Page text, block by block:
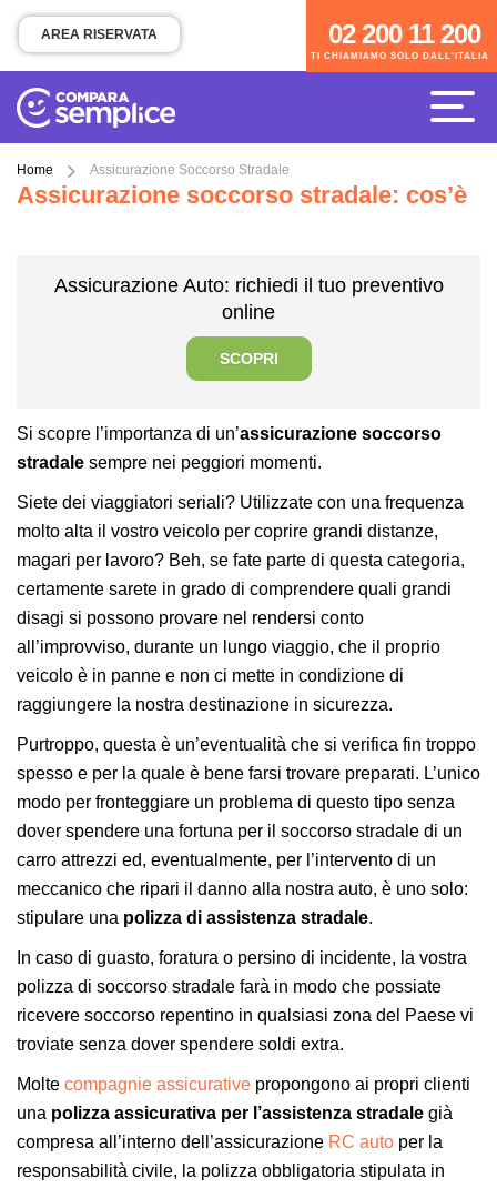
TI CHIAMIAMO SOLO DALL'ITALIA
02 200 11 200
AREA RISERVATA
Home Assicurazione Soccorso Stradale
Assicurazione soccorso stradale: cos’è
Assicurazione Auto: richiedi il tuo preventivo
online
SCOPRI
Si scopre l’importanza di un’assicurazione soccorso
stradale sempre nei peggiori momenti.
Siete dei viaggiatori seriali? Utilizzate con una frequenza
molto alta il vostro veicolo per coprire grandi distanze,
magari per lavoro? Beh, se fate parte di questa categoria,
certamente sarete in grado di comprendere quali grandi
disagi si possono provare nel rendersi conto
all’improvviso, durante un lungo viaggio, che il proprio
veicolo è in panne e non ci mette in condizione di
raggiungere la nostra destinazione in sicurezza.
Purtroppo, questa è un’eventualità che si verifica fin troppo
spesso e per la quale è bene farsi trovare preparati. L’unico
modo per fronteggiare un problema di questo tipo senza
dover spendere una fortuna per il soccorso stradale di un
carro attrezzi ed, eventualmente, per l’intervento di un
meccanico che ripari il danno alla nostra auto, è uno solo:
stipulare una polizza di assistenza stradale.
In caso di guasto, foratura o persino di incidente, la vostra
polizza di soccorso stradale farà in modo che possiate
ricevere soccorso repentino in qualsiasi zona del Paese vi
troviate senza dover spendere soldi extra.
Molte compagnie assicurative propongono ai propri clienti
una polizza assicurativa per l’assistenza stradale già
compresa all’interno dell’assicurazione RC auto per la
responsabilità civile, la polizza obbligatoria stipulata in
02 200 11 200